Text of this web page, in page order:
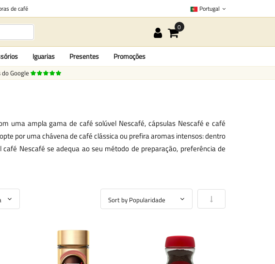
de café Portugal
Iguarias Presentes Promoções
Google
uma ampla gama de café solúvel Nescafé, cápsulas Nescafé e café
por uma chávena de café clássica ou prefira aromas intensos: dentro
Nescafé se adequa ao seu método de preparação, preferência de
Definir Ordenação